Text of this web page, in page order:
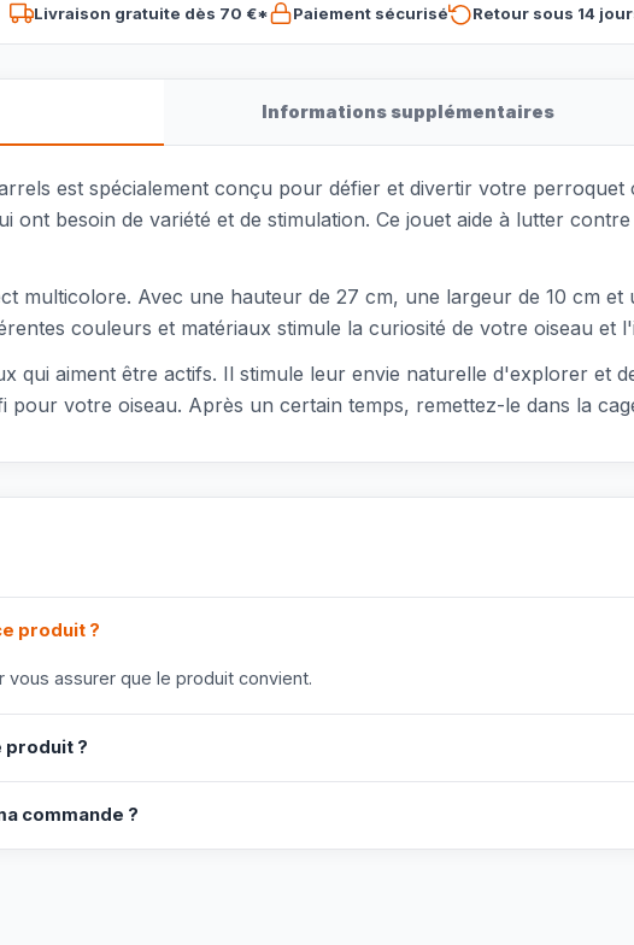
Livraison gratuite dès 70 €* Paiement sécurisé Retour sous 14
Informations supplémentaires
est spécialement conçu pour défier et divertir votre
ont besoin de variété et de stimulation. Ce jouet aide à lutter
multicolore. Avec une hauteur de 27 cm, une largeur de 10 cm
couleurs et matériaux stimule la curiosité de votre oiseau et
qui aiment être actifs. Il stimule leur envie naturelle d'explorer et
pour votre oiseau. Après un certain temps, remettez-le dans la
produit ?
assurer que le produit convient.
produit ?
commande ?